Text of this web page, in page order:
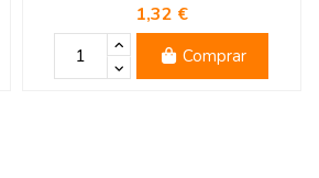
1,32 €
Comprar